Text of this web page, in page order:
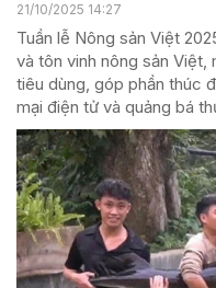
21/10/2025 14:27
Tuần lễ Nông sản Việt
và tôn vinh nông sản Việt,
tiêu dùng, góp phần thúc
mại điện tử và quảng bá